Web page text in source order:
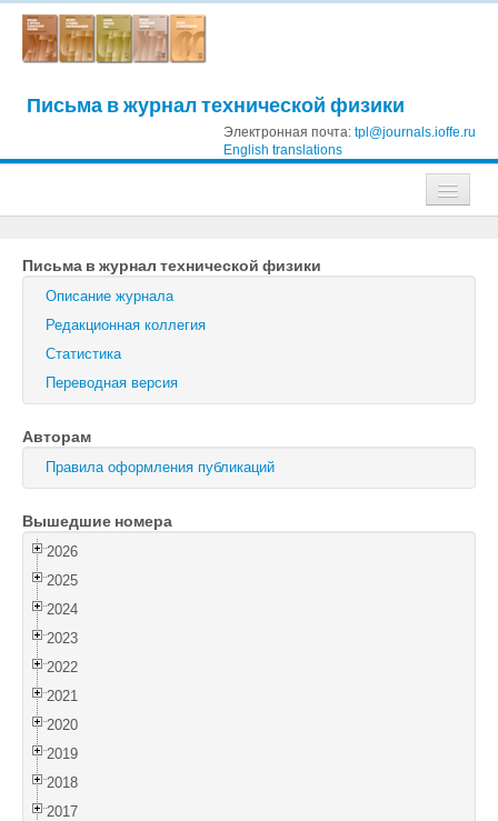
Письма в журнал технической физики
Электронная почта: tpl@journals.ioffe.ru
English translations
Журнал технической физики
Письма в Журнал технической физики
Физика твердого тела
Физика и техника полупроводников
Оптика и спектроскопия
Поиск
Войти
Письма в журнал технической физики
Описание журнала
Редакционная коллегия
Статистика
Переводная версия
Авторам
Правила оформления публикаций
Вышедшие номера
2026
2025
2024
2023
2022
2021
2020
2019
2018
2017